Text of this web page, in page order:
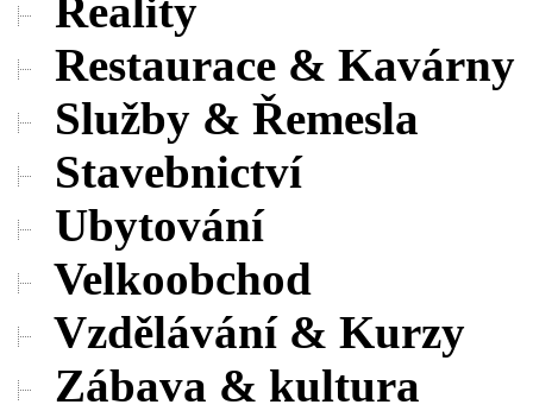
Reality
Restaurace & Kavárny
Služby & Řemesla
Stavebnictví
Ubytování
Velkoobchod
Vzdělávání & Kurzy
Zábava & kultura